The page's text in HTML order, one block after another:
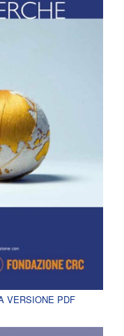
VERSIONE PDF